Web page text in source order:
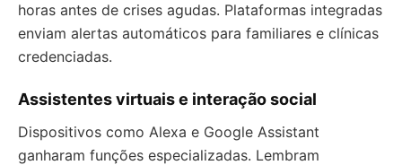
horas antes de crises agudas. Plataformas integradas
enviam alertas automáticos para familiares e clínicas
credenciadas.
Assistentes virtuais e interação social
Dispositivos como Alexa e Google Assistant
ganharam funções especializadas. Lembram